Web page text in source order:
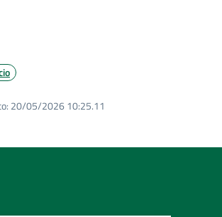
20/05/2026 10:25.11